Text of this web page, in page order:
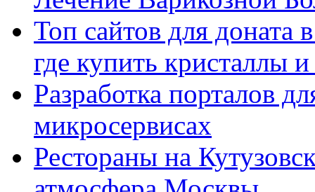
Топ сайтов для
где купить кристаллы
Разработка порталов
микросервисах
Рестораны на